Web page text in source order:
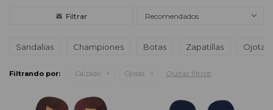
Recomendados
Sandalias Championes Botas Zapatillas Ojotas
Filtrando por: Calzado Ojotas Quitar filtros